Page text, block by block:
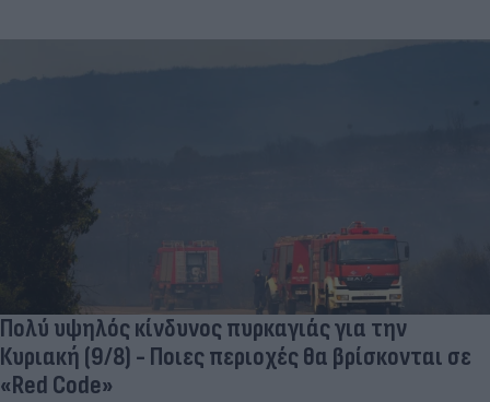
Πολύ υψηλός κίνδυνος πυρκαγιάς για την
Κυριακή (9/8) - Ποιες περιοχές θα βρίσκονται σε
«Red Code»